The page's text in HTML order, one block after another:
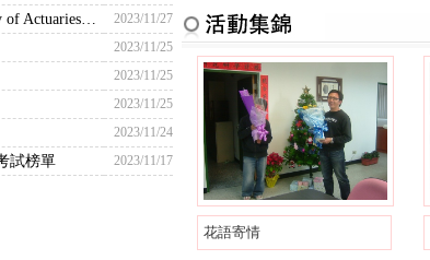
賀～本所紀宗原同學通過Society of Actuaries精算師考試 2023/11/27
2023/11/25
2023/11/25
2023/11/25
2023/11/24
試榜單 2023/11/17
花語寄情